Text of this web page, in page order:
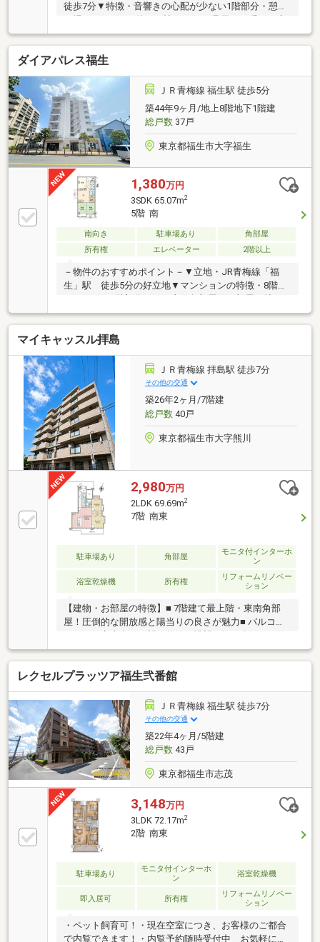
徒歩7分▼特徴・音響きの心配が少ない1階部分・憩い
暖房有・配膳がスムーズなカウンター付の対面式キッ
チン・2部屋にまたがるバルコニー・夜間の洗濯や花
粉対策等にも役立つ浴室乾燥機付・宅配ボックス有▼
周辺環境・いなげや福生銀座店 徒歩5分(約370m)・福
生市立福生第四小学校 徒歩10分(約750m)※ライフサポ
ートサービス費330円／月■ ご希望の住まい探しをお手
伝いします ━━━━━・・・物件の詳細・ご相談はお
気軽にお問い合わせください。
ダイアパレス福生
ＪＲ青梅線 福生駅 徒歩5分
築44年9ヶ月/地上8階地下1階建
総戸数37戸
東京都福生市大字福生
1,380万円
3SDK 65.07m2
5階 南
南向き 駐車場あり
角部屋
所有権
エレベーター 2階以上
－物件のおすすめポイント－▼立地・JR青梅線「福
生」駅 徒歩5分の好立地▼マンションの特徴・8階建
徴・専有面積65.07平米の3SDK・西・南側角部屋につ
き、陽当たり・通風・眺望良好▼周辺環境・徒歩圏内
にスーパー・コンビニ等生活利便施設あり※令和8年9
月分より、管理費は月額19500円へ改定（値上げ）さ
れることが決定しております■ ご希望の住まい探しを
お手伝いします ━━━━━・・・物件の詳細・ご相談
はお気軽にお問い合わせください。
マイキャッスル拝島
ＪＲ青梅線 拝島駅 徒歩7分
その他の交通
築26年2ヶ月/7階建
総戸数40戸
東京都福生市大字熊川
2,980万円
2LDK 69.69m2
7階 南東
駐車場あり 角部屋
モニタ付インターホ
ン
浴室乾燥機 所有権
リフォームリノベー
ション
【建物・お部屋の特徴】■ 7階建て最上階・東南角部
屋！圧倒的な開放感と陽当りの良さが魅力■ バルコニ
■ 18.5帖の広々としたLDKは、インテリアの映えるカ
フェ風デザイン■ 平成25年2月に床・壁・天井・水回り
すべてをフルリノベーション済■ 日本トリム製整水器
付き！体に優しい電解水素水が毎日飲める■ 食洗機付
きカウンターキッチンや浴室乾燥機など充実の設備仕
様■ オートロック、宅配ボックス、エレベーター完備
でマンションセキュリティも安心
レクセルプラッツア福生弐番館
ＪＲ青梅線 福生駅 徒歩7分
その他の交通
築22年4ヶ月/5階建
総戸数43戸
東京都福生市志茂
3,148万円
3LDK 72.17m2
2階 南東
駐車場あり
モニタ付インターホ
ン
浴室乾燥機
即入居可 所有権
リフォームリノベー
ション
・ペット飼育可！・現在空室につき、お客様のご都合
で内覧できます！・内覧予約随時受付中 お気軽にお